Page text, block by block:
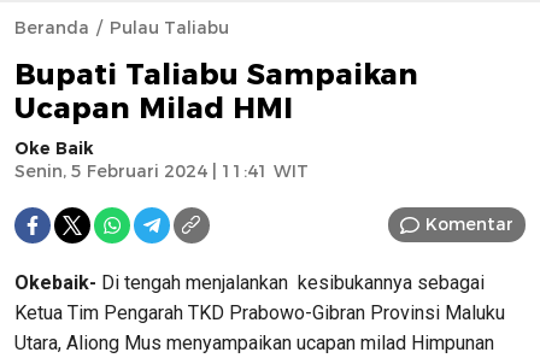
Beranda Pulau Taliabu
Bupati Taliabu Sampaikan
Ucapan Milad HMI
Oke Baik
Senin, 5 Februari 2024 | 11:41 WIT
Komentar
Okebaik- Di tengah menjalankan kesibukannya sebagai
Ketua Tim Pengarah TKD Prabowo-Gibran Provinsi Maluku
Utara, Aliong Mus menyampaikan ucapan milad Himpunan